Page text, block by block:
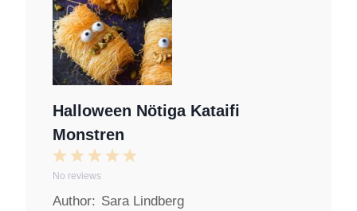
Halloween Nötiga Kataifi
Monstren
5
t
4
t
3
t
2
S
t
1
S
t
No reviews
Author: Sara Lindberg